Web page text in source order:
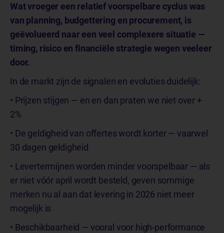
Wat vroeger een relatief voorspelbare cyclus was
van planning, budgettering en procurement, is
geëvolueerd naar een veel complexere situatie —
timing, risico en financiële strategie wegen veeleer
door.
In de markt zijn de signalen en evoluties duidelijk:
• Prijzen stijgen — en en dan praten we niet over +
2%
• De geldigheid van offertes wordt korter — vaarwel
30 dagen geldigheid
• Levertermijnen worden minder voorspelbaar — als
er niet vóór april wordt besteld, geven sommige
merken nu al aan dat levering in 2026 niet meer
mogelijk is
• Beschikbaarheid — vooral voor high-performance